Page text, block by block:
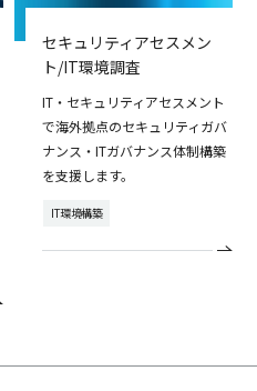
セキュリティアセスメン
ト/IT環境調査
IT・セキュリティアセスメント
で海外拠点のセキュリティガバ
ナンス・ITガバナンス体制構築
を支援します。
IT環境構築